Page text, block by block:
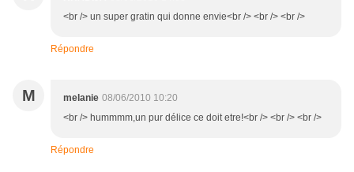
<br /> un super gratin qui donne envie<br /> <br /> <br />
Répondre
M melanie 08/06/2010 10:20
<br /> hummmm,un pur délice ce doit etre!<br /> <br /> <br />
Répondre